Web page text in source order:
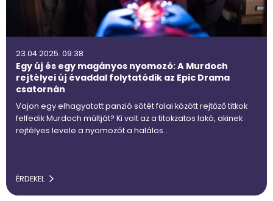
23.04.2025. 09:38
Egy új és egy magányos nyomozó: A Murdoch
rejtélyei új évaddal folytatódik az Epic Drama
csatornán
Vajon egy elhagyatott panzió sötét falai között rejtőző titkok
felfedik Murdoch múltját? Ki volt az a titokzatos lakó, akinek
rejtélyes levele a nyomozót a halálos…
ÉRDEKEL